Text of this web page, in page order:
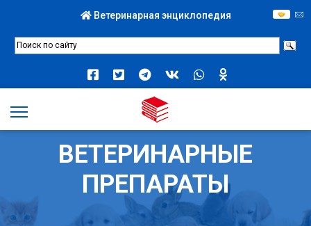
Ветеринарная энциклопедия
ВЕТЕРИНАРНЫЕ
ПРЕПАРАТЫ